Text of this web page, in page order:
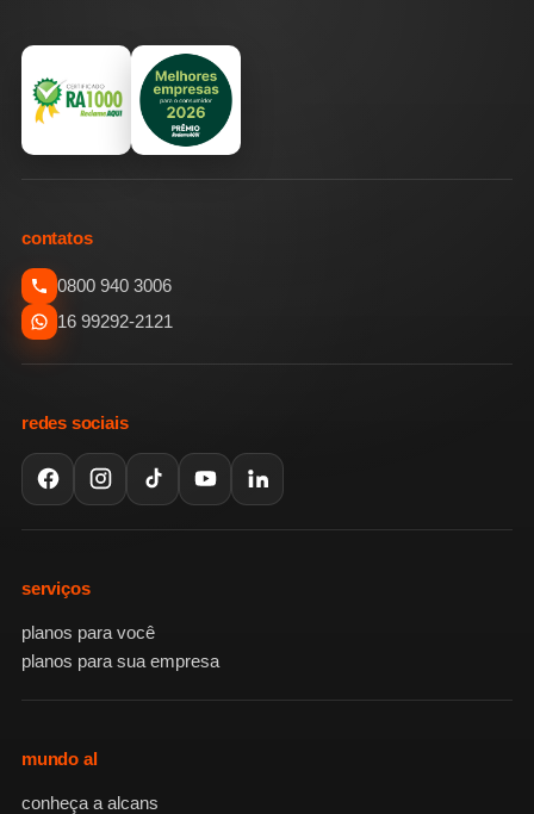
contatos
0800 940 3006
16 99292-2121
redes sociais
serviços
planos para você
planos para sua empresa
mundo al
conheça a alcans